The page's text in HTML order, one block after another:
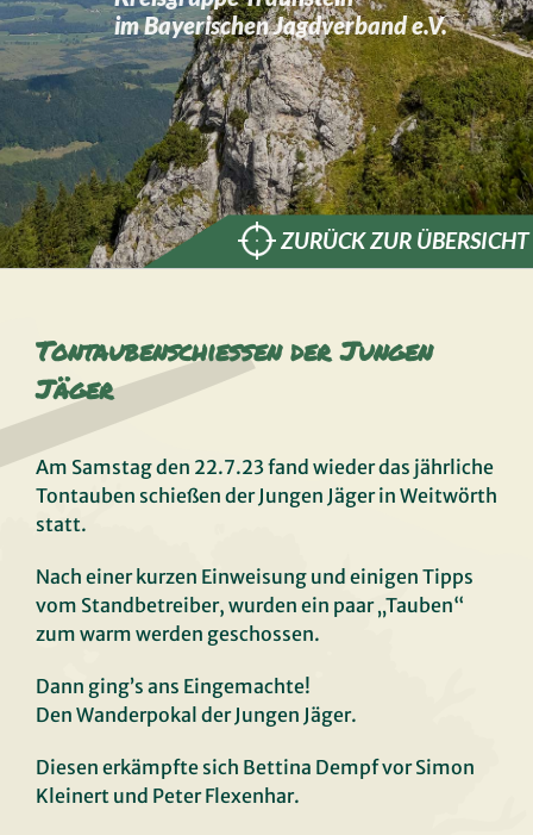
im Bayerischen Jagdverband e.V.
ZURÜCK ZUR ÜBERSICHT
Tontaubenschießen der Jungen
Jäger
Am Samstag den 22.7.23 fand wieder das jährliche
Tontauben schießen der Jungen Jäger in Weitwörth
statt.
Nach einer kurzen Einweisung und einigen Tipps
vom Standbetreiber, wurden ein paar „Tauben“
zum warm werden geschossen.
Dann ging’s ans Eingemachte!
Den Wanderpokal der Jungen Jäger.
Diesen erkämpfte sich Bettina Dempf vor Simon
Kleinert und Peter Flexenhar.